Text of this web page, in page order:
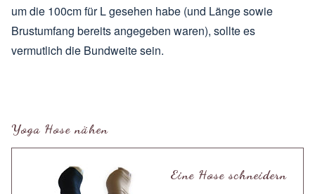
um die 100cm für L gesehen habe (und Länge sowie
Brustumfang bereits angegeben waren), sollte es
vermutlich die Bundweite sein.
Yoga Hose nähen
Eine Hose schneidern